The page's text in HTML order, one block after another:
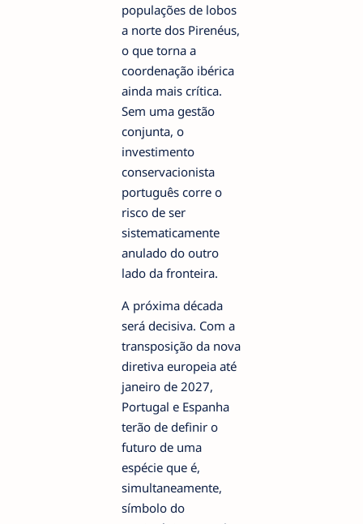
populações de lobos
a norte dos Pirenéus,
o que torna a
coordenação ibérica
ainda mais crítica.
Sem uma gestão
conjunta, o
investimento
conservacionista
português corre o
risco de ser
sistematicamente
anulado do outro
lado da fronteira.
A próxima década
será decisiva. Com a
transposição da nova
diretiva europeia até
janeiro de 2027,
Portugal e Espanha
terão de definir o
futuro de uma
espécie que é,
simultaneamente,
símbolo do